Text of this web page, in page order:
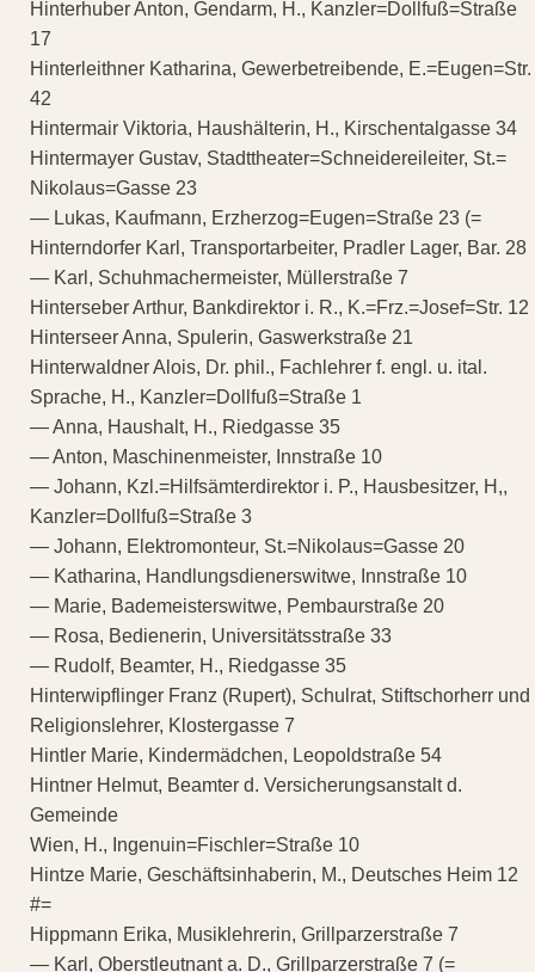
Hinterhuber Anton, Gendarm, H., Kanzler=Dollfuß=Straße
17
Hinterleithner Katharina, Gewerbetreibende, E.=Eugen=Str.
42
Hintermair Viktoria, Haushälterin, H., Kirschentalgasse 34
Hintermayer Gustav, Stadttheater=Schneidereileiter, St.=
Nikolaus=Gasse 23
— Lukas, Kaufmann, Erzherzog=Eugen=Straße 23 (=
Hinterndorfer Karl, Transportarbeiter, Pradler Lager, Bar. 28
— Karl, Schuhmachermeister, Müllerstraße 7
Hinterseber Arthur, Bankdirektor i. R., K.=Frz.=Josef=Str. 12
Hinterseer Anna, Spulerin, Gaswerkstraße 21
Hinterwaldner Alois, Dr. phil., Fachlehrer f. engl. u. ital.
Sprache, H., Kanzler=Dollfuß=Straße 1
— Anna, Haushalt, H., Riedgasse 35
— Anton, Maschinenmeister, Innstraße 10
— Johann, Kzl.=Hilfsämterdirektor i. P., Hausbesitzer, H,,
Kanzler=Dollfuß=Straße 3
— Johann, Elektromonteur, St.=Nikolaus=Gasse 20
— Katharina, Handlungsdienerswitwe, Innstraße 10
— Marie, Bademeisterswitwe, Pembaurstraße 20
— Rosa, Bedienerin, Universitätsstraße 33
— Rudolf, Beamter, H., Riedgasse 35
Hinterwipflinger Franz (Rupert), Schulrat, Stiftschorherr und
Religionslehrer, Klostergasse 7
Hintler Marie, Kindermädchen, Leopoldstraße 54
Hintner Helmut, Beamter d. Versicherungsanstalt d.
Gemeinde
Wien, H., Ingenuin=Fischler=Straße 10
Hintze Marie, Geschäftsinhaberin, M., Deutsches Heim 12
#=
Hippmann Erika, Musiklehrerin, Grillparzerstraße 7
— Karl, Oberstleutnant a. D., Grillparzerstraße 7 (=